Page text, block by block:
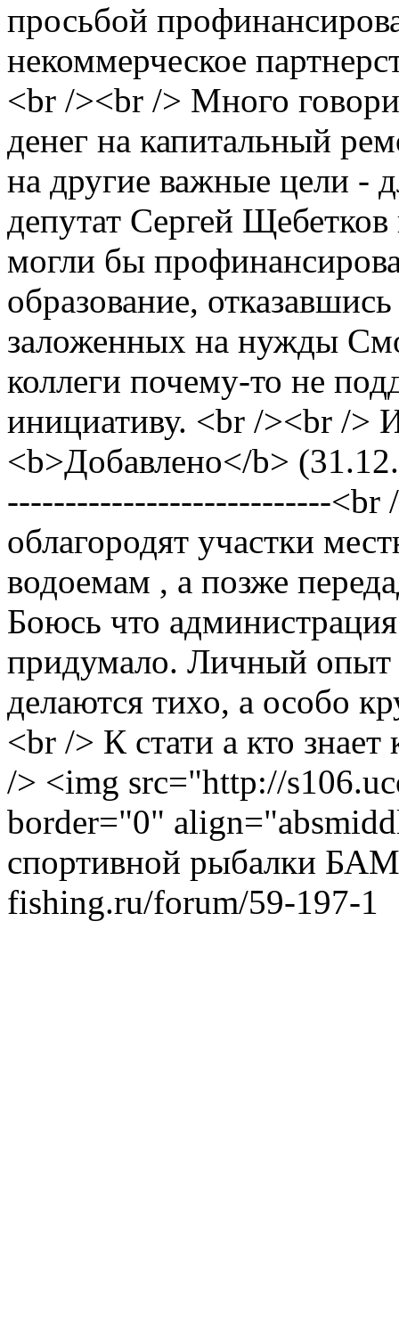
просьбой
некоммерческое
<br /><br /> Много
денег на капитальный
на другие важные цели -
депутат Сергей
могли бы
образование,
заложенных на нужды
коллеги почему-то не
инициативу. <br /><br />
<b>Добавлено</b>
----------------------------<br
облагородят участки
водоемам , а позже
Боюсь что
придумало. Личный опыт
делаются тихо, а особо
<br /> К стати а кто
/> <img src="http://
border="0"
спортивной рыбалки БАМ
fishing.ru/forum/59-197-1